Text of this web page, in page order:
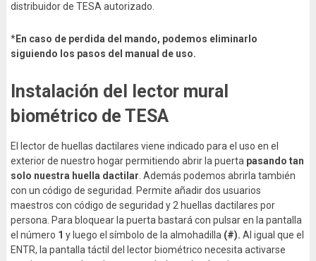
distribuidor de TESA autorizado.
*En caso de perdida del mando, podemos eliminarlo
siguiendo los pasos del manual de uso.
Instalación del lector mural
biométrico de TESA
El lector de huellas dactilares viene indicado para el uso en el
exterior de nuestro hogar permitiendo abrir la puerta pasando tan
solo nuestra huella dactilar. Además podemos abrirla también
con un código de seguridad. Permite añadir dos usuarios
maestros con código de seguridad y 2 huellas dactilares por
persona. Para bloquear la puerta bastará con pulsar en la pantalla
el número 1 y luego el símbolo de la almohadilla (#). Al igual que el
ENTR, la pantalla táctil del lector biométrico necesita activarse